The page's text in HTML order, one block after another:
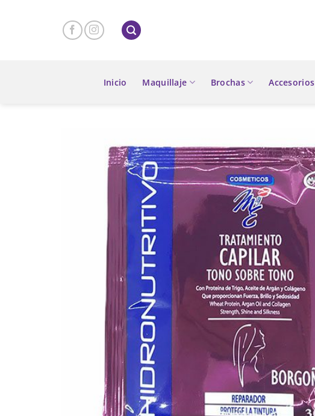
Inicio Maquillaje Brochas Accesorios